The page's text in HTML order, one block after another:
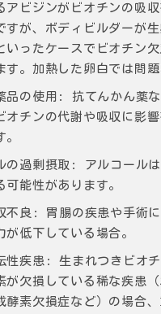
アビジンがビオチンの吸収
すが、ボディビルダーが
いったケースでビオチン
す。加熱した卵白では問題
品の使用:
抗てんかん薬
オチンの代謝や吸収に影
の過剰摂取:
アルコール
可能性があります。
不良:
胃腸の疾患や手術
が低下している場合。
性疾患:
生まれつきビオ
が欠損している稀な疾患
酵素欠損症など）の場合